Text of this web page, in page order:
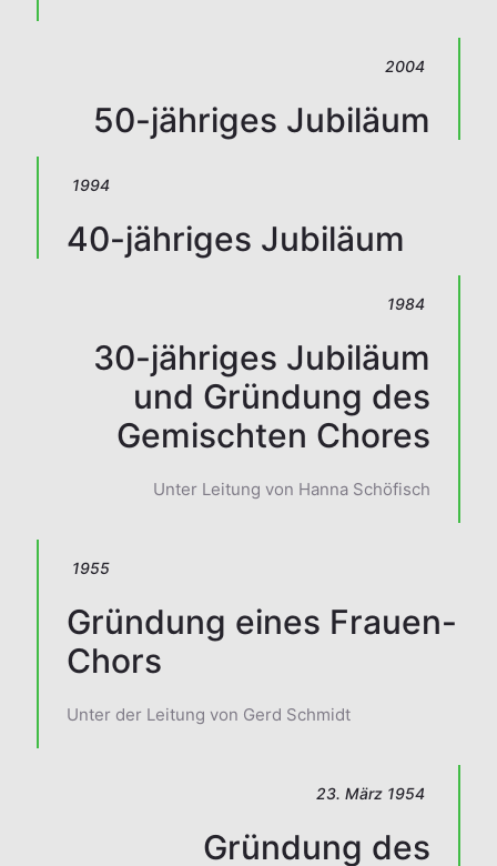
2004
50-jähriges Jubiläum
1994
40-jähriges Jubiläum
1984
30-jähriges Jubiläum
und Gründung des
Gemischten Chores
Unter Leitung von Hanna Schöfisch
1955
Gründung eines Frauen-
Chors
Unter der Leitung von Gerd Schmidt
23. März 1954
Gründung des